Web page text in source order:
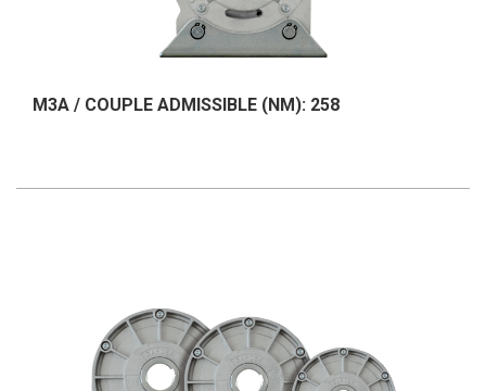
M3A / COUPLE ADMISSIBLE (NM): 258